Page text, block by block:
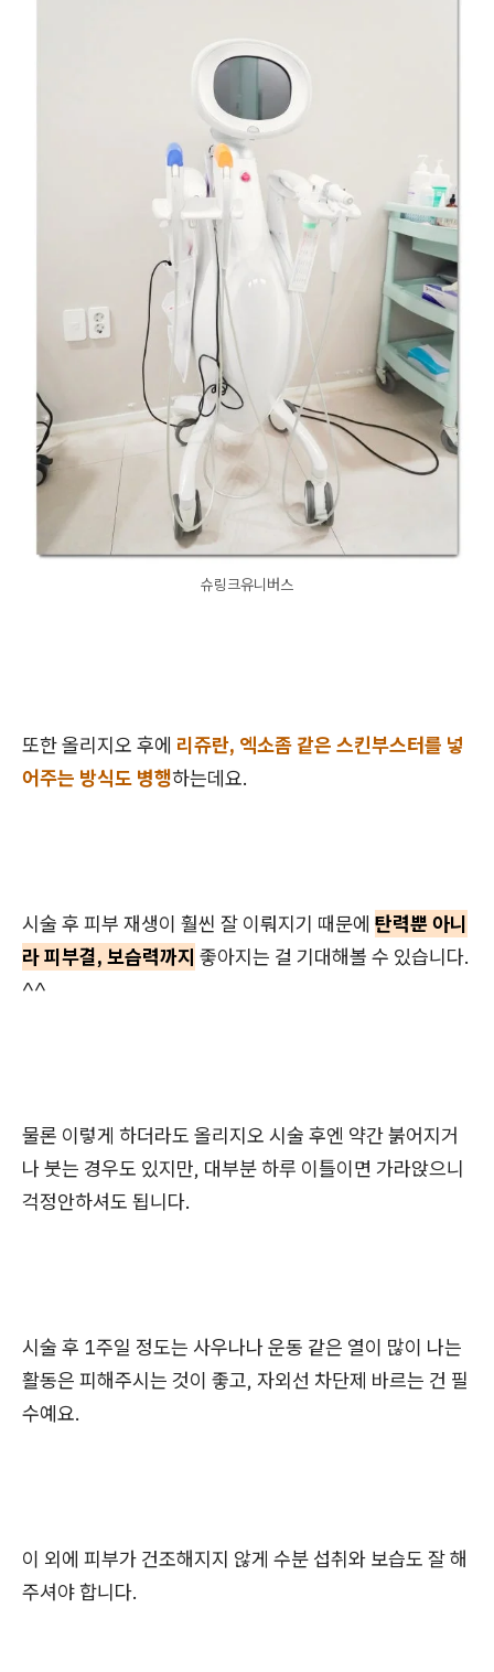
슈링크유니버스
또한 올리지오 후에 리쥬란, 엑소좀 같은 스킨부스터를 넣
어주는 방식도 병행하는데요.
시술 후 피부 재생이 훨씬 잘 이뤄지기 때문에 탄력뿐 아니
라 피부결, 보습력까지 좋아지는 걸 기대해볼 수 있습니다.
^^
물론 이렇게 하더라도 올리지오 시술 후엔 약간 붉어지거
나 붓는 경우도 있지만, 대부분 하루 이틀이면 가라앉으니
걱정안하셔도 됩니다.
시술 후 1주일 정도는 사우나나 운동 같은 열이 많이 나는
활동은 피해주시는 것이 좋고, 자외선 차단제 바르는 건 필
수예요.
이 외에 피부가 건조해지지 않게 수분 섭취와 보습도 잘 해
주셔야 합니다.